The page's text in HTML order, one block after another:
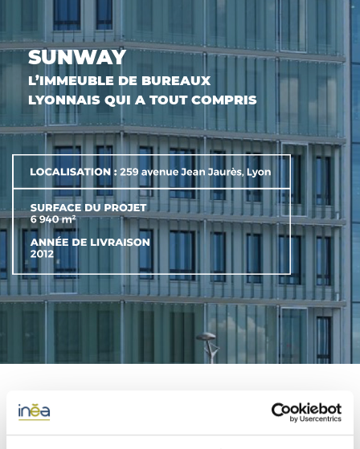
RÉGIONS
ACTIFS
CONTACT
SUNWAY
L’IMMEUBLE DE BUREAUX
LYONNAIS QUI A TOUT COMPRIS